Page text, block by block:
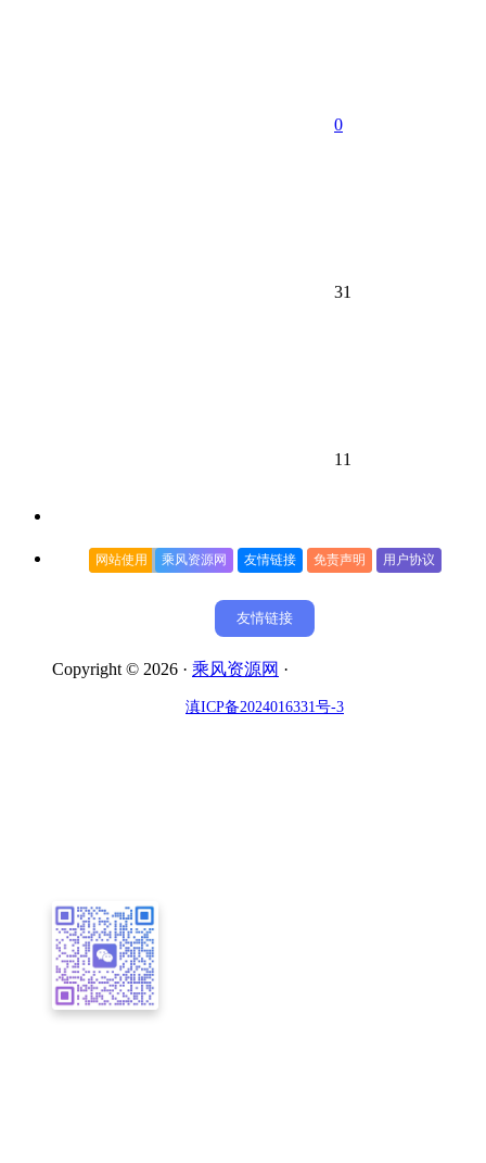
0
31
11
网站使用 乘风资源网 友情链接 免责声明 用户协议
友情链接
Copyright © 2026 · 乘风资源网 ·
滇ICP备2024016331号-3